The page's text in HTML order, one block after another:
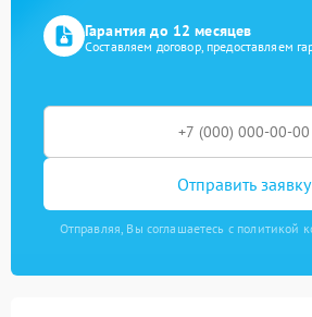
Гарантия до 12 месяцев
Составляем договор, предоставляем
Отправить заявку
Отправляя, Вы соглашаетесь с политикой